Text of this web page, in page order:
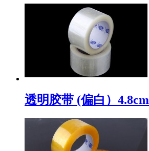
透明胶带 (偏白）4.8cm